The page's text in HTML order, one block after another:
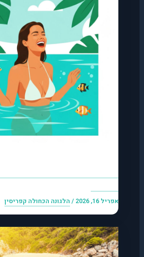
אפריל 16, 2026 / הלגונה הכחולה קפריסין